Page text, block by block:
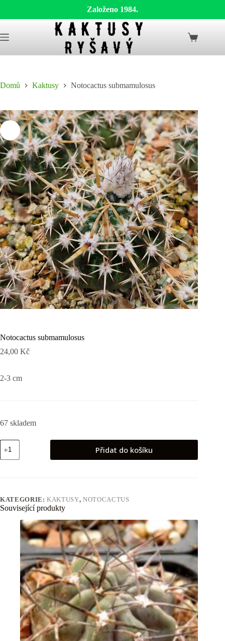
Založeno 1984.
to
content
Shopping
Domů Kaktusy Notocactus submamulosus
Notocactus submamulosus
24,00 Kč
2-3 cm
67 skladem
Notocactus
submamulosus
množství
Přidat do košíku
KATEGORIE:KAKTUSY,NOTOCACTUS
Související produkty